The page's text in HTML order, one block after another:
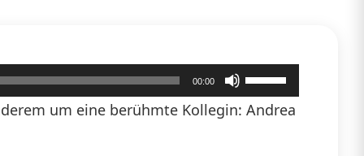
00:00
Pfeiltasten
Hoch/Runter
um eine berühmte Kollegin: Andrea